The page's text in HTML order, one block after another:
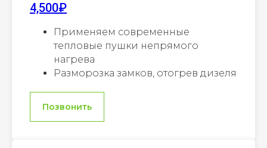
4,500₽
Применяем современные
тепловые пушки непрямого
нагрева
Разморозка замков, отогрев дизеля
Позвонить